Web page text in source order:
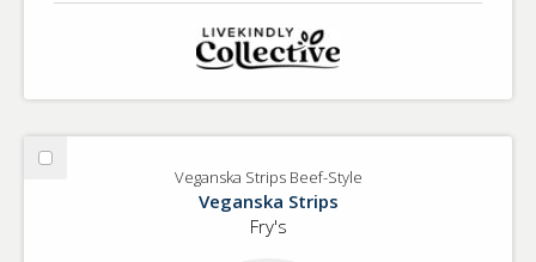
Välj
Veganska Strips Beef-Style
Veganska Strips
Fry's